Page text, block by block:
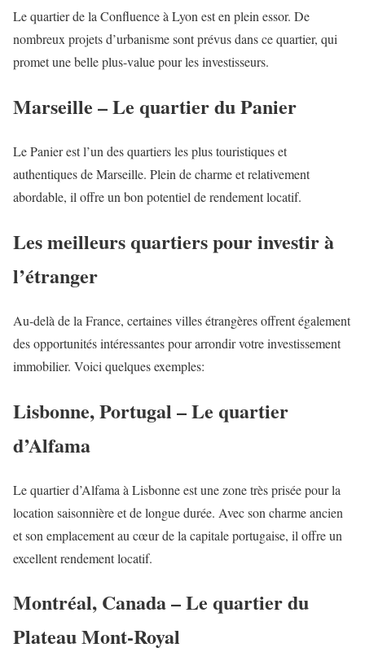
Le quartier de la Confluence à Lyon est en plein essor. De
nombreux projets d’urbanisme sont prévus dans ce quartier, qui
promet une belle plus-value pour les investisseurs.
Marseille – Le quartier du Panier
Le Panier est l’un des quartiers les plus touristiques et
authentiques de Marseille. Plein de charme et relativement
abordable, il offre un bon potentiel de rendement locatif.
Les meilleurs quartiers pour investir à
l’étranger
Au-delà de la France, certaines villes étrangères offrent également
des opportunités intéressantes pour arrondir votre investissement
immobilier. Voici quelques exemples:
Lisbonne, Portugal – Le quartier
d’Alfama
Le quartier d’Alfama à Lisbonne est une zone très prisée pour la
location saisonnière et de longue durée. Avec son charme ancien
et son emplacement au cœur de la capitale portugaise, il offre un
excellent rendement locatif.
Montréal, Canada – Le quartier du
Plateau Mont-Royal